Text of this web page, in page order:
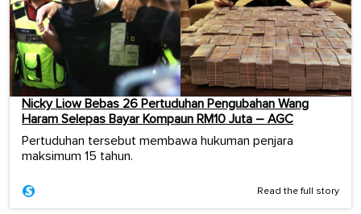
Nicky Liow Bebas 26 Pertuduhan Pengubahan Wang
Haram Selepas Bayar Kompaun RM10 Juta – AGC
Pertuduhan tersebut membawa hukuman penjara
maksimum 15 tahun.
Read the full story